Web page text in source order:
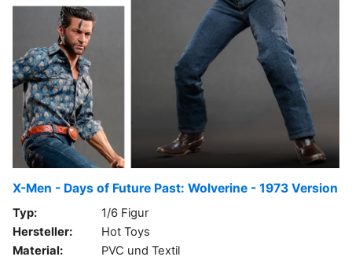
X-Men - Days of Future Past: Wolverine - 1973 Version
Typ:
1/6 Figur
Hersteller:
Hot Toys
Material:
PVC und Textil